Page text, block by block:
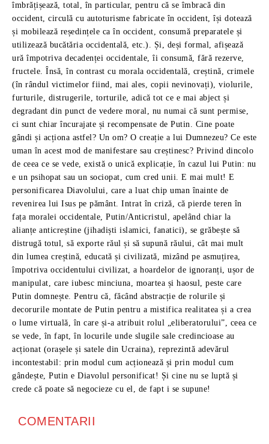
îmbrățișează, total, în particular, pentru că se îmbracă din
occident, circulă cu autoturisme fabricate în occident, își dotează
și mobilează reședințele ca în occident, consumă preparatele și
utilizează bucătăria occidentală, etc.). Și, deși formal, afișează
ură împotriva decadenței occidentale, îi consumă, fără rezerve,
fructele. Însă, în contrast cu morala occidentală, creștină, crimele
(în rândul victimelor fiind, mai ales, copii nevinovați), violurile,
furturile, distrugerile, torturile, adică tot ce e mai abject și
degradant din punct de vedere moral, nu numai că sunt permise,
ci sunt chiar încurajate și recompensate de Putin. Cine poate
gândi și acționa astfel? Un om? O creație a lui Dumnezeu? Ce este
uman în acest mod de manifestare sau creștinesc? Privind dincolo
de ceea ce se vede, există o unică explicație, în cazul lui Putin: nu
e un psihopat sau un sociopat, cum cred unii. E mai mult! E
personificarea Diavolului, care a luat chip uman înainte de
revenirea lui Isus pe pământ. Intrat în criză, că pierde teren în
fața moralei occidentale, Putin/Anticristul, apelând chiar la
alianțe anticreștine (jihadiști islamici, fanatici), se grăbește să
distrugă totul, să exporte răul și să supună răului, cât mai mult
din lumea creștină, educată și civilizată, mizând pe asmuțirea,
împotriva occidentului civilizat, a hoardelor de ignoranți, ușor de
manipulat, care iubesc minciuna, moartea și haosul, peste care
Putin domnește. Pentru că, făcând abstracție de rolurile și
decorurile montate de Putin pentru a mistifica realitatea și a crea
o lume virtuală, în care și-a atribuit rolul „eliberatorului”, ceea ce
se vede, în fapt, în locurile unde slugile sale credincioase au
acționat (orașele și satele din Ucraina), reprezintă adevărul
incontestabil: prin modul cum acționează și prin modul cum
gândește, Putin e Diavolul personificat! Și cine nu se luptă și
crede că poate să negocieze cu el, de fapt i se supune!
COMENTARII